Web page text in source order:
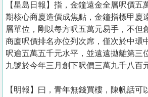
們
【星島日報】指，金鐘遠金全層呎價五
期核心商廈造價成焦點，金鐘指標甲廈
層單位，剛以每方呎五萬元易手，不但
商廈呎價排名亦位列次席，僅次於中環
呎逾五萬五千元水平，並遠遠拋離第三
九號於今年三月創下呎價三萬九千八百
【明報】曰，青年無錢買樓，陳帆話可